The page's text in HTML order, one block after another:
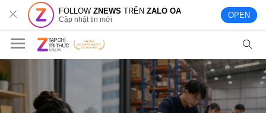
FOLLOWZNEWS TRÊNZALO OA
Cập nhật tin mới OPEN